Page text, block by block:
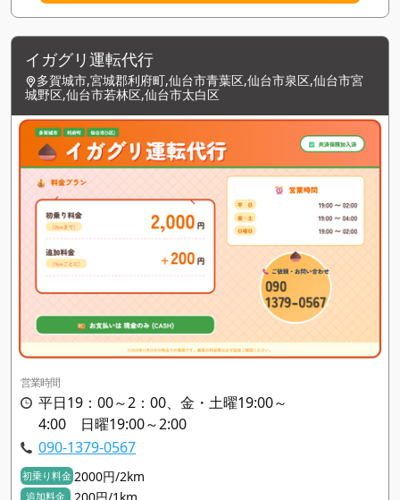
イガグリ運転代行
多賀城市,宮城郡利府町,仙台市青葉区,仙台市泉区,仙台市宮
城野区,仙台市若林区,仙台市太白区
営業時間
平日19：00～2：00、金・土曜19:00～
4:00 日曜19:00～2:00
090-1379-0567
初乗り料金 2000円/2km
追加料金